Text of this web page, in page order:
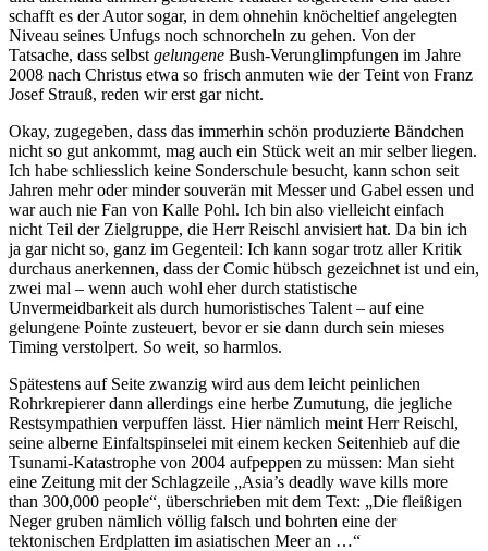
schafft es der Autor sogar, in dem ohnehin knöcheltief angelegten
Niveau seines Unfugs noch schnorcheln zu gehen. Von der
Tatsache, dass selbst gelungene Bush-Verunglimpfungen im Jahre
2008 nach Christus etwa so frisch anmuten wie der Teint von Franz
Josef Strauß, reden wir erst gar nicht.
Okay, zugegeben, dass das immerhin schön produzierte Bändchen
nicht so gut ankommt, mag auch ein Stück weit an mir selber liegen.
Ich habe schliesslich keine Sonderschule besucht, kann schon seit
Jahren mehr oder minder souverän mit Messer und Gabel essen und
war auch nie Fan von Kalle Pohl. Ich bin also vielleicht einfach
nicht Teil der Zielgruppe, die Herr Reischl anvisiert hat. Da bin ich
ja gar nicht so, ganz im Gegenteil: Ich kann sogar trotz aller Kritik
durchaus anerkennen, dass der Comic hübsch gezeichnet ist und ein,
zwei mal – wenn auch wohl eher durch statistische
Unvermeidbarkeit als durch humoristisches Talent – auf eine
gelungene Pointe zusteuert, bevor er sie dann durch sein mieses
Timing verstolpert. So weit, so harmlos.
Spätestens auf Seite zwanzig wird aus dem leicht peinlichen
Rohrkrepierer dann allerdings eine herbe Zumutung, die jegliche
Restsympathien verpuffen lässt. Hier nämlich meint Herr Reischl,
seine alberne Einfaltspinselei mit einem kecken Seitenhieb auf die
Tsunami-Katastrophe von 2004 aufpeppen zu müssen: Man sieht
eine Zeitung mit der Schlagzeile „Asia’s deadly wave kills more
than 300,000 people“, überschrieben mit dem Text: „Die fleißigen
Neger gruben nämlich völlig falsch und bohrten eine der
tektonischen Erdplatten im asiatischen Meer an …“